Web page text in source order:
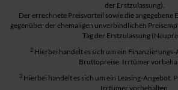
der Erstzulassung).
Der errechnete Preisvorteil sowie die angegebene
gegenüber der ehemaligen unverbindlichen
Tag der Erstzulassung
2 Hierbei handelt es sich um ein Finanzierungs-
Bruttopreise. Irrtümer
3 Hierbei handelt es sich um ein Leasing-Angebot.
Irrtümer vorbehalten.